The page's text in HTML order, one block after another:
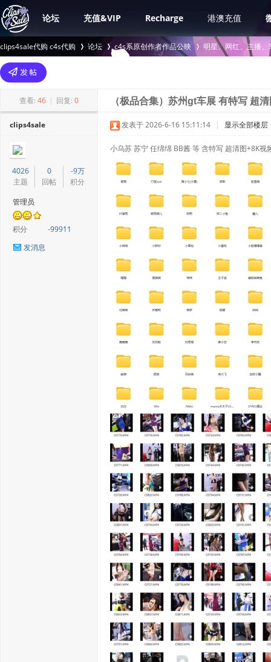
论坛 充值&VIP Recharge 港澳充值
clips4sale代购 c4s代购
>
论坛 c4s系原创作者作品公映
›
明星、网红、主播
查看: 46 | 回复: 0 （极品合集）苏州gt车展 有特写 超
clips4sale
4026
主题
0
回帖
-9万
积分
管理员
积分
-99911
发消息
发表于 2026-6-16 15:11:14 | 显示全部楼层
小乌苏 苏宁 任绵绵 BB酱 等 含特写 超清图+8K